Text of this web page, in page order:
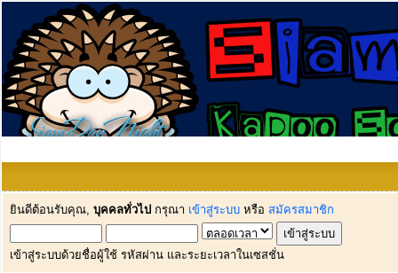
ยินดีต้อนรับคุณ, บุคคลทั่วไป กรุณา เข้าสู่ระบบ หรือ สมัครสมาชิก
เข้าสู่ระบบด้วยชื่อผู้ใช้ รหัสผ่าน และระยะเวลาในเซสชั่น